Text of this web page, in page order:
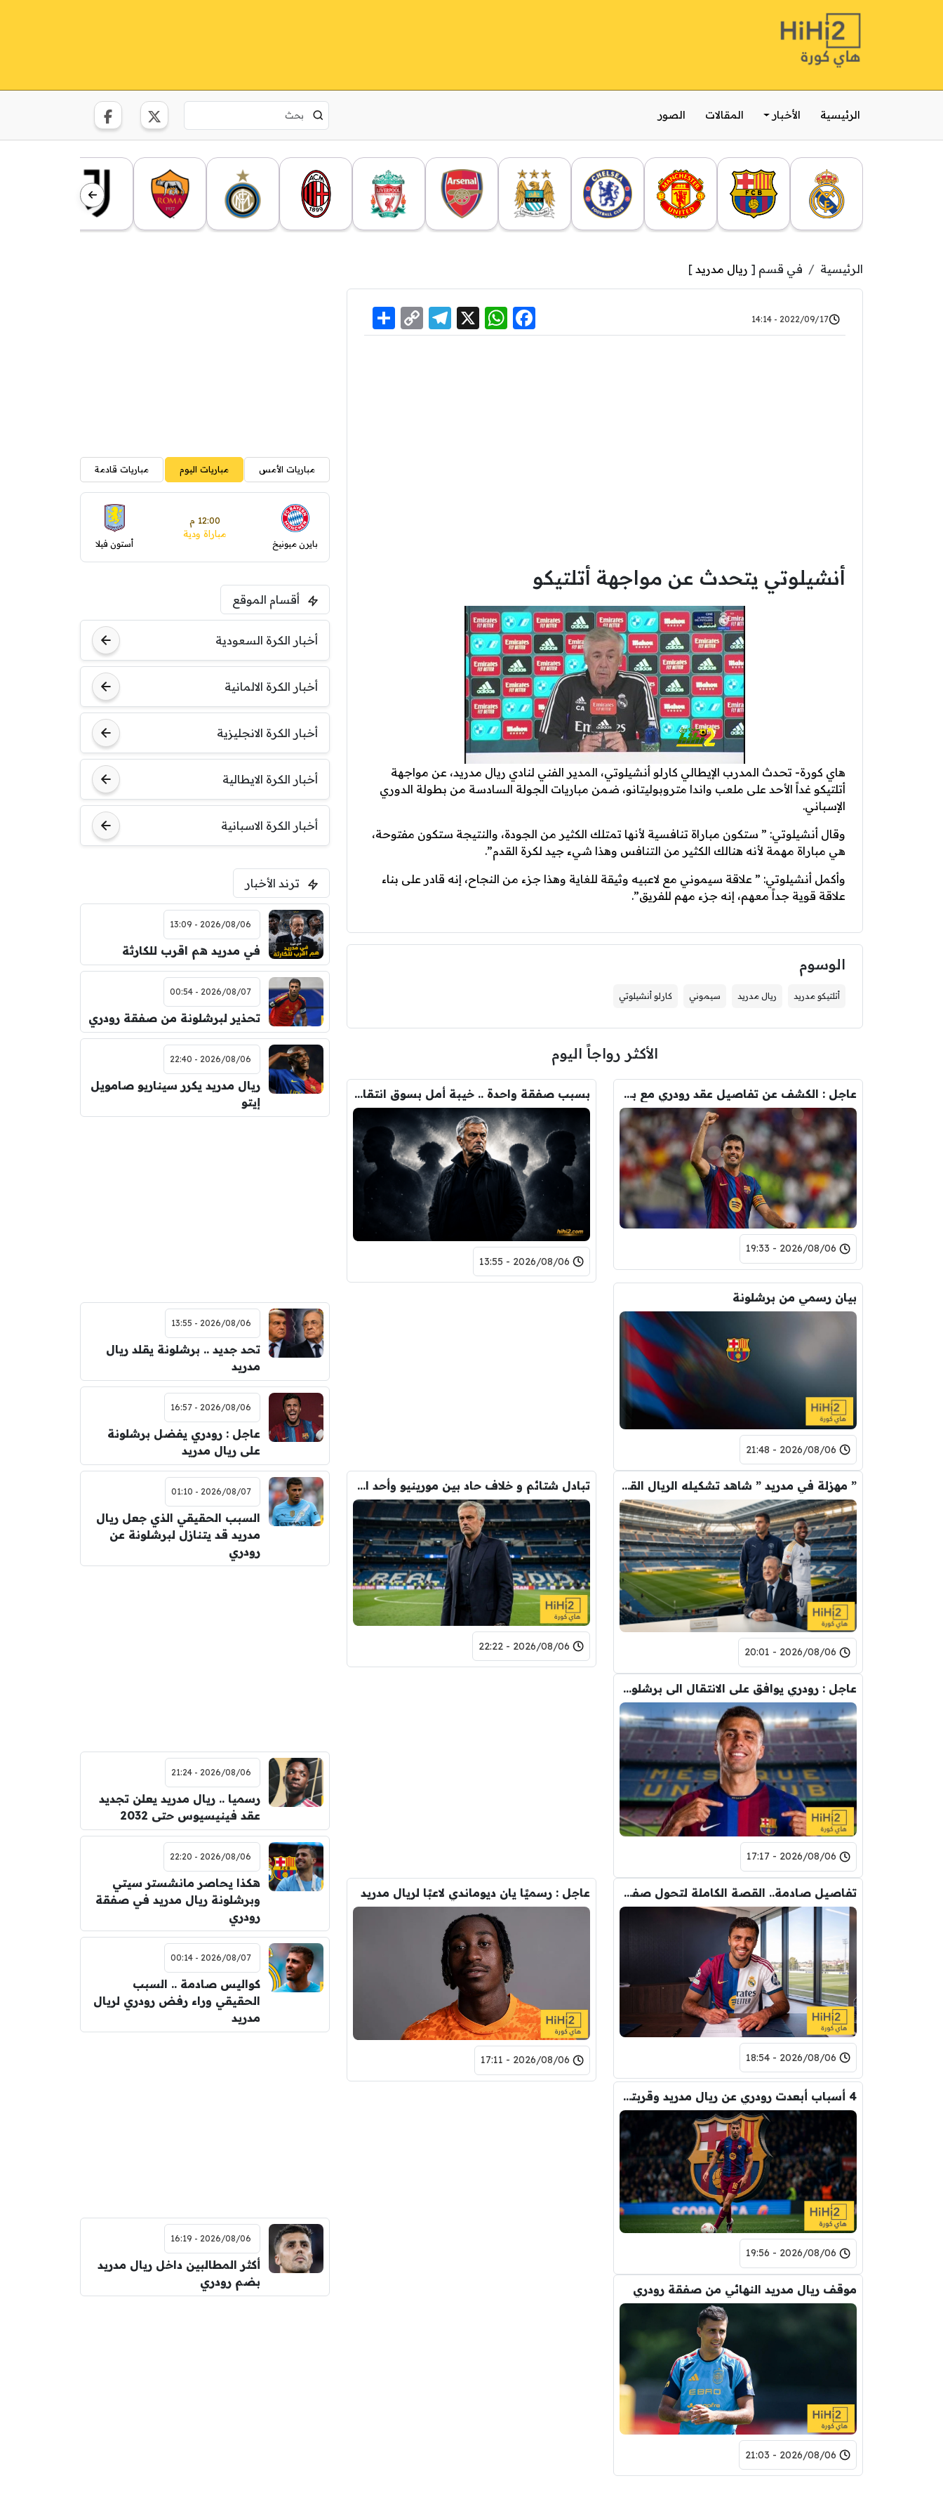
الرئيسية الأخبار المقالات الصور
الرئيسية في قسم [ ريال مدريد ]
2022/09/17 - 14:14
Facebook
WhatsApp
X
Telegram
Copy
Link
أنشيلوتي يتحدث عن مواجهة أتلتيكو
هاي كورة- تحدث المدرب الإيطالي كارلو أنشيلوتي، المدير الفني لنادي ريال مدريد، عن مواجهة
أتلتيكو غداً الأحد على ملعب واندا متروبوليتانو، ضمن مباريات الجولة السادسة من بطولة الدوري
الإسباني.
وقال أنشيلوتي: ” ستكون مباراة تنافسية لأنها تمتلك الكثير من الجودة، والنتيجة ستكون مفتوحة،
هي مباراة مهمة لأنه هنالك الكثير من التنافس وهذا شيء جيد لكرة القدم”.
وأكمل أنشيلوتي: ” علاقة سيموني مع لاعبيه وثيقة للغاية وهذا جزء من النجاح، إنه قادر على بناء
علاقة قوية جداً معهم، إنه جزء مهم للفريق”.
الوسوم
أتلتيكو مدريد ريال مدريد سيموني كارلو أنشيلوتي
الأكثر رواجاً اليوم
عاجل : الكشف عن تفاصيل عقد رودري مع برشلونة.. قيمة الصفقة والراتب
2026/08/06 - 19:33
بسبب صفقة واحدة .. خيبة أمل بسوق انتقالات ريال مدريد !
2026/08/06 - 13:55
بيان رسمي من برشلونة
2026/08/06 - 21:48
” مهزلة في مدريد ” شاهد تشكيله الريال القادمه لاكتساح المركز الثاني
2026/08/06 - 20:01
تبادل شتائم و خلاف حاد بين مورينيو وأحد افراد ادارة ريال مدريد بعد انهيار صفقة رودري
2026/08/06 - 22:22
عاجل : رودري يوافق على الانتقال الى برشلونة.. 3 أسباب وراء قراره
2026/08/06 - 17:17
تفاصيل صادمة.. القصة الكاملة لتحول صفقة رودري من ريال مدريد الى برشلونة
2026/08/06 - 18:54
عاجل : رسميًا يان ديوماندي لاعبًا لريال مدريد
2026/08/06 - 17:11
4 أسباب أبعدت رودري عن ريال مدريد وقربته من برشلونة
2026/08/06 - 19:56
موقف ريال مدريد النهائي من صفقة رودري
2026/08/06 - 21:03
مباريات الأمس مباريات اليوم مباريات قادمة
بايرن ميونيخ
12:00 م
مباراة ودية
أستون فيلا
أقسام الموقع
أخبار الكرة السعودية
أخبار الكرة الالمانية
أخبار الكرة الانجليزية
أخبار الكرة الايطالية
أخبار الكرة الاسبانية
ترند الأخبار
2026/08/06 - 13:09
في مدريد هم اقرب للكارثة
2026/08/07 - 00:54
تحذير لبرشلونة من صفقة رودري
2026/08/06 - 22:40
ريال مدريد يكرر سيناريو صامويل
إيتو
2026/08/06 - 13:55
تحد جديد .. برشلونة يقلد ريال
مدريد
2026/08/06 - 16:57
عاجل : رودري يفضل برشلونة
على ريال مدريد
2026/08/07 - 01:10
السبب الحقيقي الذي جعل ريال
مدريد قد يتنازل لبرشلونة عن
رودري
2026/08/06 - 21:24
رسميا .. ريال مدريد يعلن تجديد
عقد فينيسيوس حتى 2032
2026/08/06 - 22:20
هكذا يحاصر مانشستر سيتي
وبرشلونة ريال مدريد في صفقة
رودري
2026/08/07 - 00:14
كواليس صادمة .. السبب
الحقيقي وراء رفض رودري لريال
مدريد
2026/08/06 - 16:19
أكثر المطالبين داخل ريال مدريد
بضم رودري